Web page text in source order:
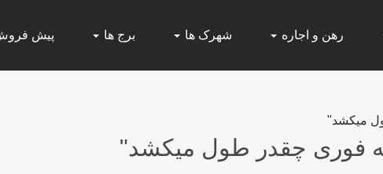
رهن و اجاره شهرک ها برج ها پیش
میکشد"
فوری چقدر طول میکشد"